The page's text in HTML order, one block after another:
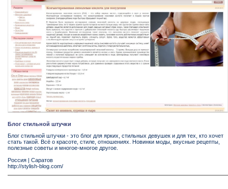
Блог стильной штучки
Блог стильной штучки - это блог для ярких, стильных девушек и для тех, кто хочет
стать такой. Всё о красоте, стиле, отношениях. Новинки моды, вкусные рецепты,
полезные советы и многое-многое другое.
Россия | Саратов
http://stylish-blog.com/